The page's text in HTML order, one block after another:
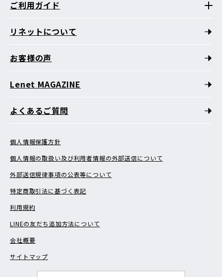
ご利用ガイド
リネットについて
お客様の声
Lenet MAGAZINE
よくあるご質問
個人情報保護方針
個人情報の取扱い及び利用者情報の外部送信について
外部送信規律事項の公表等について
特定商取引法に基づく表記
利用規約
LINEの友だち追加方法について
会社概要
サイトマップ